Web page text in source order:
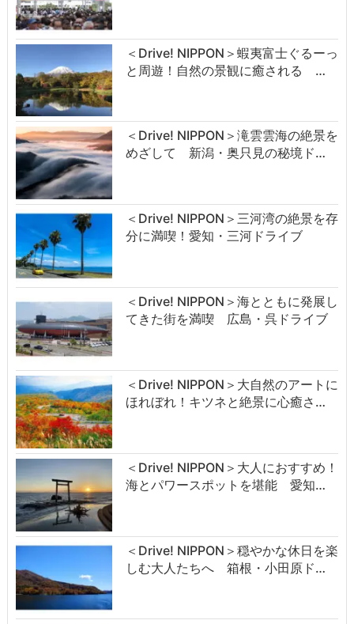
＜Drive! NIPPON＞蝦夷富士ぐるーっ
と周遊！自然の景観に癒される …
＜Drive! NIPPON＞滝雲雲海の絶景を
めざして 新潟・奥只見の秘境ド…
＜Drive! NIPPON＞三河湾の絶景を存
分に満喫！愛知・三河ドライブ
＜Drive! NIPPON＞海とともに発展し
てきた街を満喫 広島・呉ドライブ
＜Drive! NIPPON＞大自然のアートに
ほれぼれ！キツネと絶景に心癒さ…
＜Drive! NIPPON＞大人におすすめ！
海とパワースポットを堪能 愛知…
＜Drive! NIPPON＞穏やかな休日を楽
しむ大人たちへ 箱根・小田原ド…